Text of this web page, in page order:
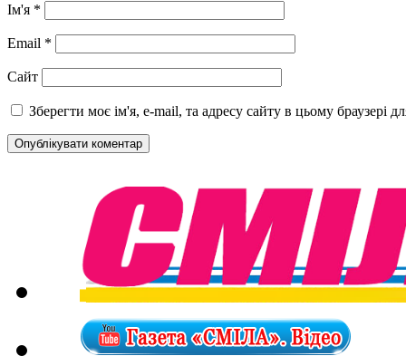
Ім'я *
Email *
Сайт
Зберегти моє ім'я, e-mail, та адресу сайту в цьому браузері